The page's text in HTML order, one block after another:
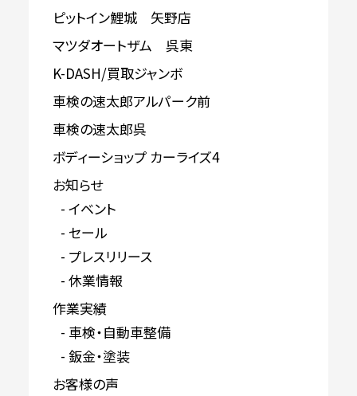
ピットイン鯉城 矢野店
マツダオートザム 呉東
K-DASH/買取ジャンボ
車検の速太郎アルパーク前
車検の速太郎呉
ボディーショップ カーライズ4
お知らせ
イベント
セール
プレスリリース
休業情報
作業実績
車検・自動車整備
鈑金・塗装
お客様の声